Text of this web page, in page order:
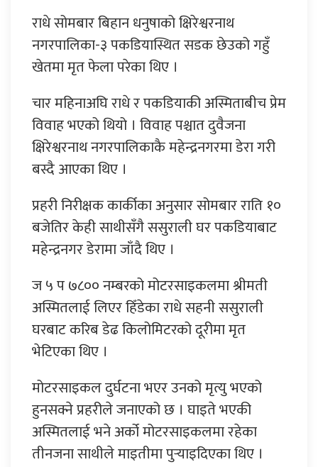
राधे सोमबार बिहान धनुषाको क्षिरेश्वरनाथ
नगरपालिका-३ पकडियास्थित सडक छेउको गहुँ
खेतमा मृत फेला परेका थिए ।
चार महिनाअघि राधे र पकडियाकी अस्मिताबीच प्रेम
विवाह भएको थियो । विवाह पश्चात दुवैजना
क्षिरेश्वरनाथ नगरपालिकाकै महेन्द्रनगरमा डेरा गरी
बस्दै आएका थिए ।
प्रहरी निरीक्षक कार्कीका अनुसार सोमबार राति १०
बजेतिर केही साथीसँगै ससुराली घर पकडियाबाट
महेन्द्रनगर डेरामा जाँदै थिए ।
ज ५ प ७८०० नम्बरको मोटरसाइकलमा श्रीमती
अस्मितलाई लिएर हिँडेका राधे सहनी ससुराली
घरबाट करिब डेढ किलोमिटरको दूरीमा मृत
भेटिएका थिए ।
मोटरसाइकल दुर्घटना भएर उनको मृत्यु भएको
हुनसक्ने प्रहरीले जनाएको छ । घाइते भएकी
अस्मितलाई भने अर्को मोटरसाइकलमा रहेका
तीनजना साथीले माइतीमा पुर्‍याइदिएका थिए ।